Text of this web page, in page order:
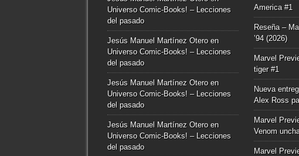
Universo Comic-Books! – Lecciones
del pasado
Jesús Manuel Martínez Oteroen
Universo Comic-Books! – Lecciones
del pasado
Jesús Manuel Martínez Oteroen
Universo Comic-Books! – Lecciones
del pasado
Jesús Manuel Martínez Oteroen
Universo Comic-Books! – Lecciones
del pasado
America #1
Reseña –
’94 (2026)
Marvel
tiger #1
Nueva
Alex Ross
Marvel
Venom
Marvel